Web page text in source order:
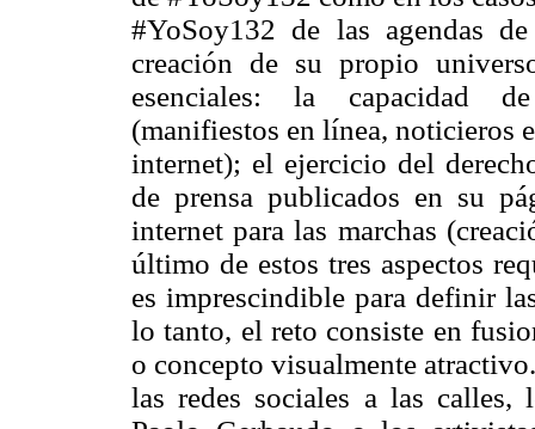
#YoSoy132 de las agendas
creación de su propio
esenciales: la capacidad
(manifiestos en línea, noticieros
internet); el ejercicio del
de prensa publicados en su
internet para las marchas
último de estos tres aspectos
es imprescindible para definir
lo tanto, el reto consiste en
o concepto visualmente
las redes sociales a las